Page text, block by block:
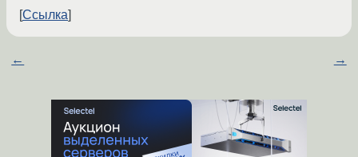
Ссылка
← →